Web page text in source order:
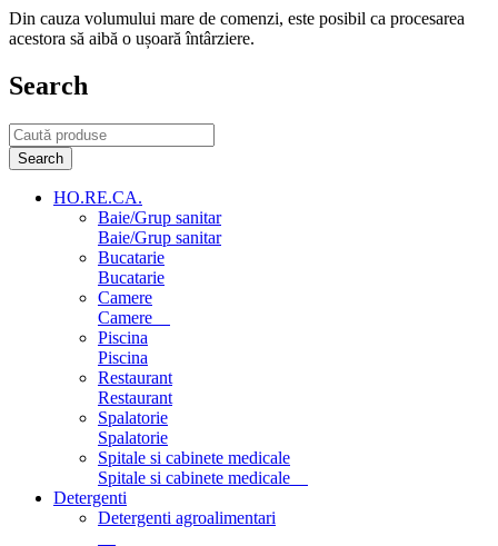
Din cauza volumului mare de comenzi, este posibil ca procesarea
acestora să aibă o ușoară întârziere.
Search
HO.RE.CA.
Baie/Grup sanitar
Baie/Grup sanitar
Bucatarie
Bucatarie
Camere
Camere
Piscina
Piscina
Restaurant
Restaurant
Spalatorie
Spalatorie
Spitale si cabinete medicale
Spitale si cabinete medicale
Detergenti
Detergenti agroalimentari